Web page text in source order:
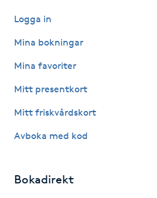
Medium
Mesoterapi
Logga in
Mina bokningar
Mina favoriter
Mitt presentkort
Mitt friskvårdskort
Avboka med kod
Bokadirekt